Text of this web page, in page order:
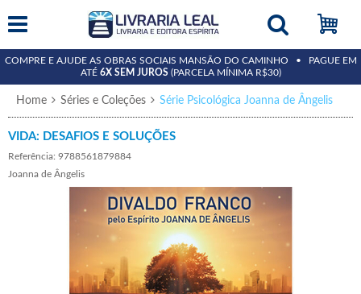
COMPRE E AJUDE AS OBRAS SOCIAIS MANSÃO DO CAMINHO • PAGUE EM
ATÉ 6X SEM JUROS (PARCELA MÍNIMA R$30)
Home Séries e Coleções Série Psicológica Joanna de Ângelis
VIDA: DESAFIOS E SOLUÇÕES
Referência: 9788561879884
Joanna de Ângelis